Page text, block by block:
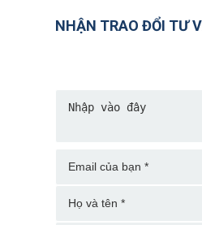
NHẬN TRAO ĐỔI TƯ